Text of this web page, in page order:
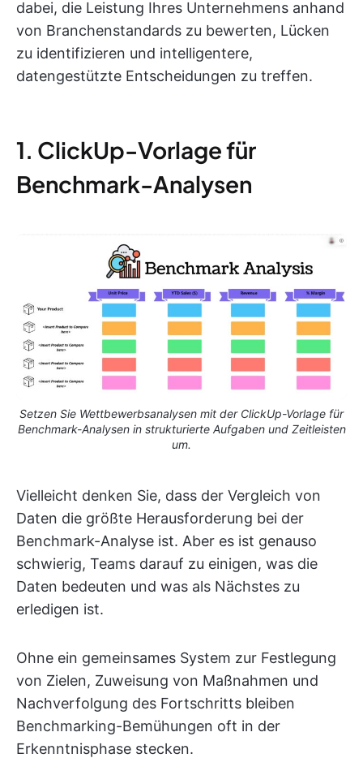
dabei, die Leistung Ihres Unternehmens anhand
von Branchenstandards zu bewerten, Lücken
zu identifizieren und intelligentere,
datengestützte Entscheidungen zu treffen.
1. ClickUp-Vorlage für
Benchmark-Analysen
Setzen Sie Wettbewerbsanalysen mit der ClickUp-Vorlage für
Benchmark-Analysen in strukturierte Aufgaben und Zeitleisten
um.
Vielleicht denken Sie, dass der Vergleich von
Daten die größte Herausforderung bei der
Benchmark-Analyse ist. Aber es ist genauso
schwierig, Teams darauf zu einigen, was die
Daten bedeuten und was als Nächstes zu
erledigen ist.
Ohne ein gemeinsames System zur Festlegung
von Zielen, Zuweisung von Maßnahmen und
Nachverfolgung des Fortschritts bleiben
Benchmarking-Bemühungen oft in der
Erkenntnisphase stecken.